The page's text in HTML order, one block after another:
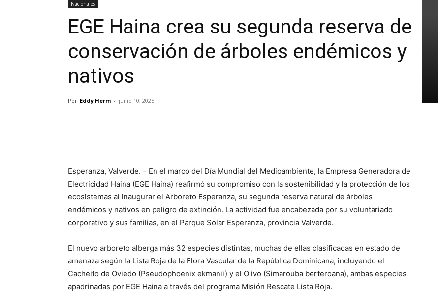
Nacionales
EGE Haina crea su segunda reserva de
conservación de árboles endémicos y
nativos
Por Eddy Herm - junio 10, 2025
Esperanza, Valverde. – En el marco del Día Mundial del Medioambiente, la Empresa Generadora de
Electricidad Haina (EGE Haina) reafirmó su compromiso con la sostenibilidad y la protección de los
ecosistemas al inaugurar el Arboreto Esperanza, su segunda reserva natural de árboles
endémicos y nativos en peligro de extinción. La actividad fue encabezada por su voluntariado
corporativo y sus familias, en el Parque Solar Esperanza, provincia Valverde.
El nuevo arboreto alberga más 32 especies distintas, muchas de ellas clasificadas en estado de
amenaza según la Lista Roja de la Flora Vascular de la República Dominicana, incluyendo el
Cacheito de Oviedo (Pseudophoenix ekmanii) y el Olivo (Simarouba berteroana), ambas especies
apadrinadas por EGE Haina a través del programa Misión Rescate Lista Roja.